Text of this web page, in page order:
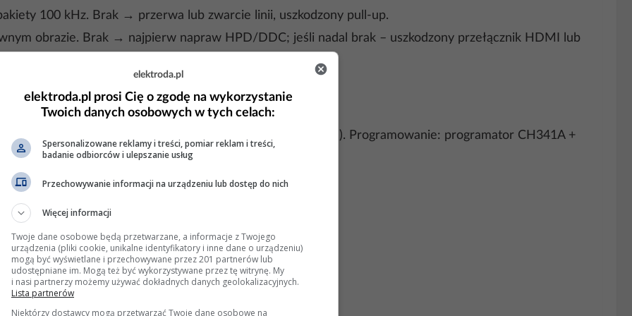
100 kHz. Brak → przerwa lub zwarcie linii, uszkodzony pull-up.
obrazie. Brak → najpierw napraw HPD/DDC; jeśli nadal brak – uszkodzony przełącznik HDMI lub
OSD lub wszystkie wejścia nieaktywne.
671 (dostępne m.in. na TeckWiki i ElektroTanya). Programowanie: programator CH341A +
serwisowego (ryzyko zawieszenia).
90 % skuteczności przy braku +5 V).
po przepięciu).
lutowania BGA lub wymiany płyty).
elektroda.pl
elektroda.pl prosi Cię o zgodę na wykorzystanie
Twoich danych osobowych w tych celach:
Spersonalizowane reklamy i treści, pomiar reklam i treści,
badanie odbiorców i ulepszanie usług
Przechowywanie informacji na urządzeniu lub dostęp do nich
Więcej informacji
Twoje dane osobowe będą przetwarzane, a informacje z Twojego
urządzenia (pliki cookie, unikalne identyfikatory i inne dane o urządzeniu)
mogą być wyświetlane i przechowywane przez 201 partnerów lub
udostępniane im. Mogą też być wykorzystywane przez tę witrynę. My
i nasi partnerzy możemy używać dokładnych danych geolokalizacyjnych.
Lista partnerów
Niektórzy dostawcy mogą przetwarzać Twoje dane osobowe na